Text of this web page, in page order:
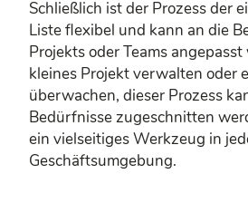
Schließlich ist der Prozess der
Liste flexibel und kann an die
Projekts oder Teams
kleines Projekt verwalten oder
überwachen, dieser Prozess
Bedürfnisse zugeschnitten
ein vielseitiges Werkzeug in
Geschäftsumgebung.